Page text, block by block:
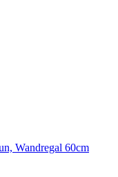
Wandregal 60cm